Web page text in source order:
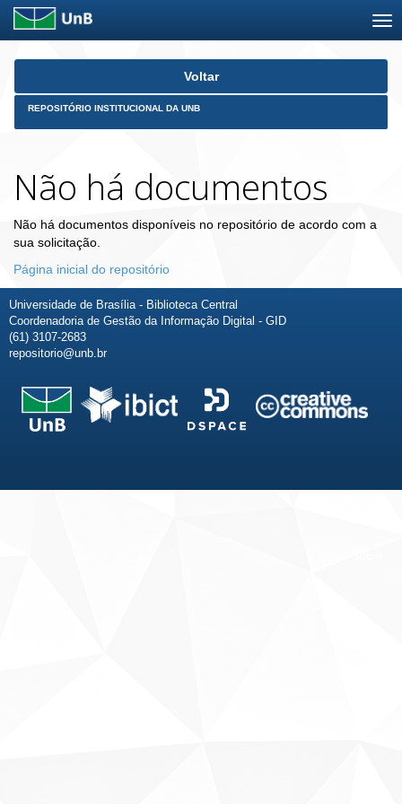
Skip
Voltar
REPOSITÓRIO INSTITUCIONAL DA UNB
Não há documentos
Não há documentos disponíveis no repositório de acordo com a
sua solicitação.
Página inicial do repositório
Universidade de Brasília - Biblioteca Central
Coordenadoria de Gestão da Informação Digital - GID
(61) 3107-2683
repositorio@unb.br